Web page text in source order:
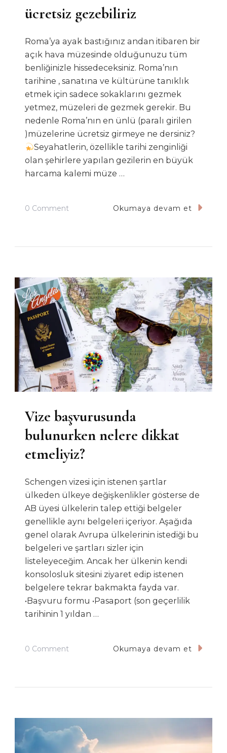
ücretsiz gezebiliriz
Roma’ya ayak bastığınız andan itibaren bir
açık hava müzesinde olduğunuzu tüm
benliğinizle hissedeceksiniz. Roma’nın
tarihine , sanatına ve kültürüne tanıklık
etmek için sadece sokaklarını gezmek
yetmez, müzeleri de gezmek gerekir. Bu
nedenle Roma’nın en ünlü (paralı girilen
)müzelerine ücretsiz girmeye ne dersiniz?
Seyahatlerin, özellikle tarihi zenginliği
olan şehirlere yapılan gezilerin en büyük
harcama kalemi müze …
0 Comment
Gezebiliriz
Okumaya devam et
Vize başvurusunda
bulunurken nelere dikkat
etmeliyiz?
Schengen vizesi için istenen şartlar
ülkeden ülkeye değişkenlikler gösterse de
AB üyesi ülkelerin talep ettiği belgeler
genellikle aynı belgeleri içeriyor. Aşağıda
genel olarak Avrupa ülkelerinin istediği bu
belgeleri ve şartları sizler için
listeleyeceğim. Ancak her ülkenin kendi
konsolosluk sitesini ziyaret edip istenen
belgelere tekrar bakmakta fayda var.
•Başvuru formu •Pasaport (son geçerlilik
tarihinin 1 yıldan …
0 Comment
Etmeliyiz?
Okumaya devam et